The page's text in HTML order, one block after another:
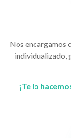
Nos encargamos
individualizado,
¡Te lo